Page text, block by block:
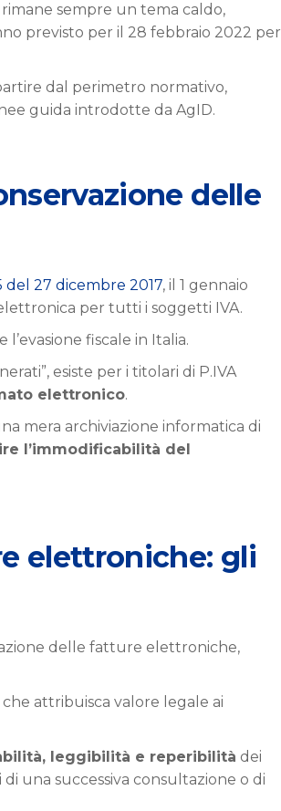
sempre un tema caldo,
previsto per il 28 febbraio 2022 per
dal perimetro normativo,
guida introdotte da AgID.
delle
del 27 dicembre 2017, il 1 gennaio
per tutti i soggetti IVA.
fiscale in Italia.
esiste per i titolari di P.IVA
elettronico.
mera archiviazione informatica di
l’immodificabilità del
elettroniche: gli
delle fatture elettroniche,
che attribuisca valore legale ai
leggibilità e reperibilità dei
una successiva consultazione o di